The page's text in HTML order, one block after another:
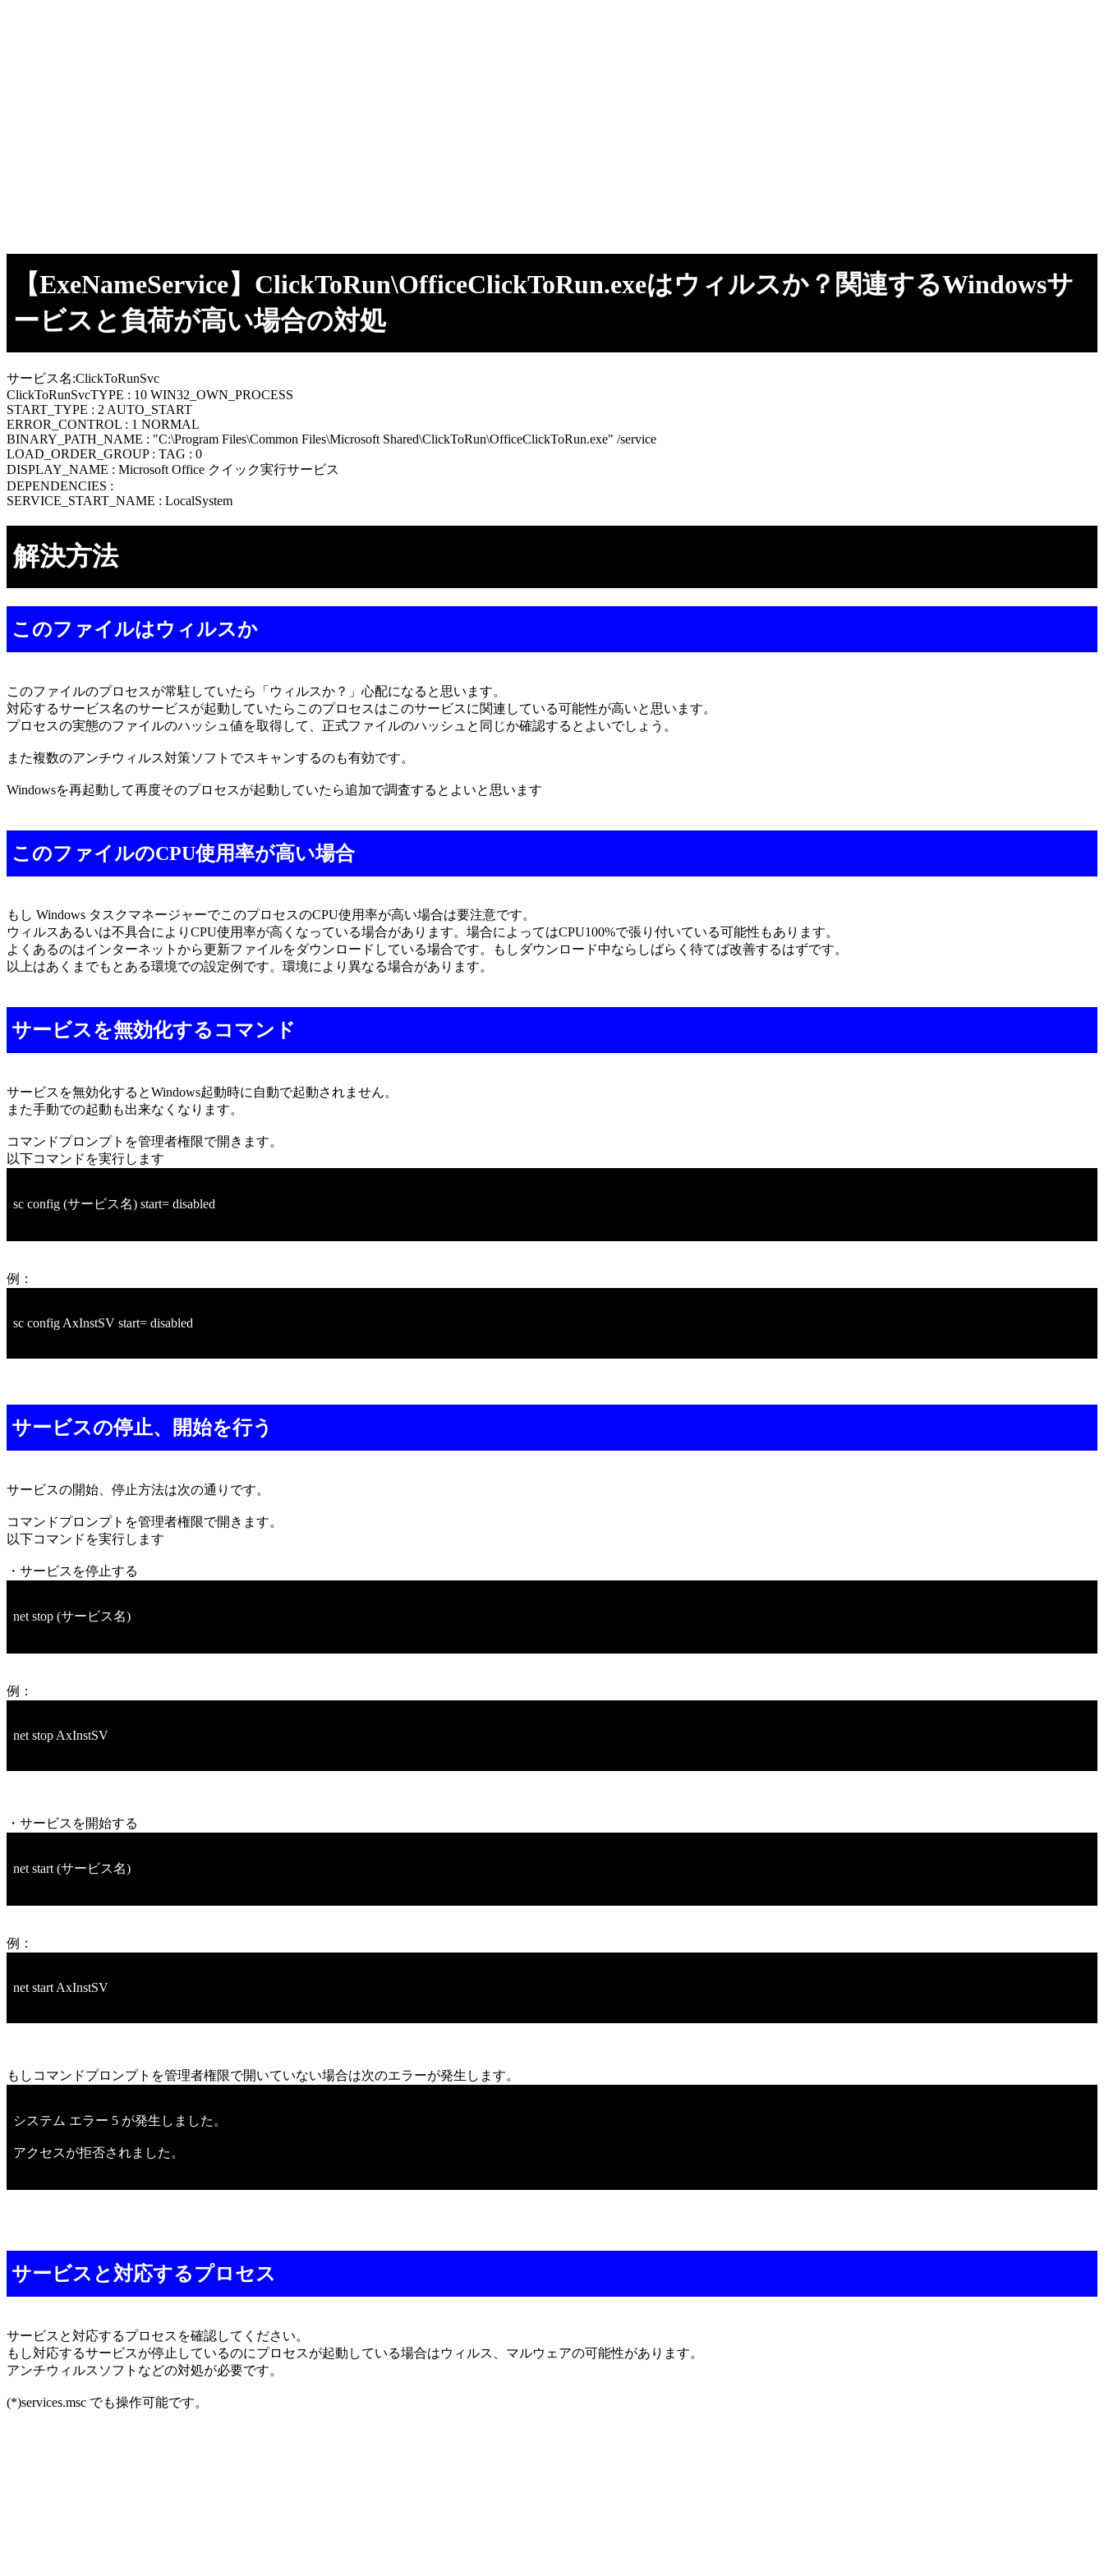
【ExeNameService】ClickToRun\OfficeClickToRun.exeはウィルスか？関連するWindowsサ
ービスと負荷が高い場合の対処
サービス名:ClickToRunSvc
ClickToRunSvcTYPE : 10 WIN32_OWN_PROCESS
START_TYPE : 2 AUTO_START
ERROR_CONTROL : 1 NORMAL
BINARY_PATH_NAME : "C:\Program Files\Common Files\Microsoft Shared\ClickToRun\OfficeClickToRun.exe" /service
LOAD_ORDER_GROUP : TAG : 0
DISPLAY_NAME : Microsoft Office クイック実行サービス
DEPENDENCIES :
SERVICE_START_NAME : LocalSystem
解決方法
このファイルはウィルスか
このファイルのプロセスが常駐していたら「ウィルスか？」心配になると思います。
対応するサービス名のサービスが起動していたらこのプロセスはこのサービスに関連している可能性が高いと思います。
プロセスの実態のファイルのハッシュ値を取得して、正式ファイルのハッシュと同じか確認するとよいでしょう。
また複数のアンチウィルス対策ソフトでスキャンするのも有効です。
Windowsを再起動して再度そのプロセスが起動していたら追加で調査するとよいと思います
このファイルのCPU使用率が高い場合
もし Windows タスクマネージャーでこのプロセスのCPU使用率が高い場合は要注意です。
ウィルスあるいは不具合によりCPU使用率が高くなっている場合があります。場合によってはCPU100%で張り付いている可能性もあります。
よくあるのはインターネットから更新ファイルをダウンロードしている場合です。もしダウンロード中ならしばらく待てば改善するはずです。
以上はあくまでもとある環境での設定例です。環境により異なる場合があります。
サービスを無効化するコマンド
サービスを無効化するとWindows起動時に自動で起動されません。
また手動での起動も出来なくなります。
コマンドプロンプトを管理者権限で開きます。
以下コマンドを実行します
sc config (サービス名) start= disabled
例：
sc config AxInstSV start= disabled
サービスの停止、開始を行う
サービスの開始、停止方法は次の通りです。
コマンドプロンプトを管理者権限で開きます。
以下コマンドを実行します
・サービスを停止する
net stop (サービス名)
例：
net stop AxInstSV
・サービスを開始する
net start (サービス名)
例：
net start AxInstSV
もしコマンドプロンプトを管理者権限で開いていない場合は次のエラーが発生します。
システム エラー 5 が発生しました。
アクセスが拒否されました。
サービスと対応するプロセス
サービスと対応するプロセスを確認してください。
もし対応するサービスが停止しているのにプロセスが起動している場合はウィルス、マルウェアの可能性があります。
アンチウィルスソフトなどの対処が必要です。
(*)services.msc でも操作可能です。